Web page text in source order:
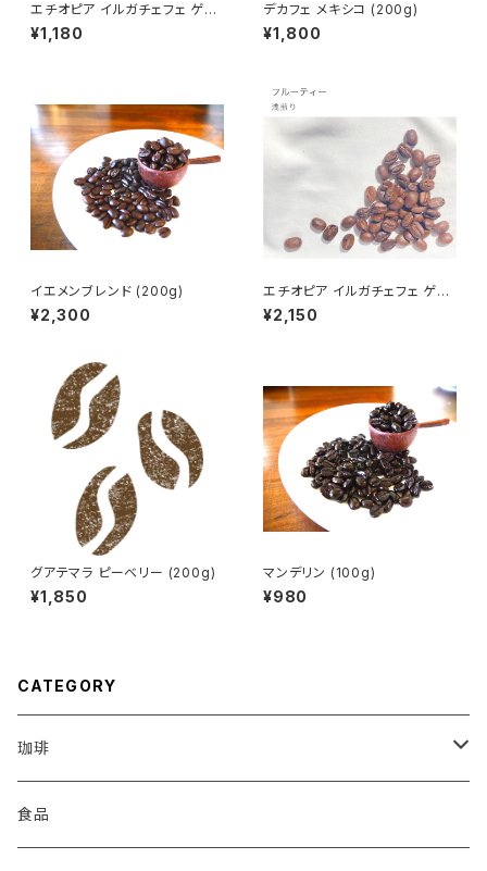
エチオピア イルガチェフェ ゲル
シ (100g)
¥1,180
デカフェ メキシコ (200g)
¥1,800
イエメンブレンド (200g)
¥2,300
エチオピア イルガチェフェ ゲル
シ (200g)
¥2,150
グアテマラ ピーベリー (200g)
¥1,850
マンデリン (100g)
¥980
CATEGORY
珈琲
シングル
食品